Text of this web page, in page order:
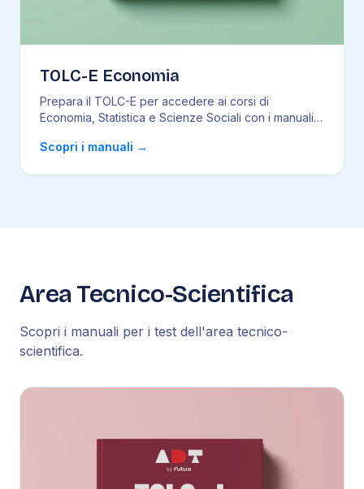
TOLC-E Economia
Prepara il TOLC-E per accedere ai corsi di
Economia, Statistica e Scienze Sociali con i manuali
Scopri i manuali →
Area Tecnico-Scientifica
Scopri i manuali per i test dell'area tecnico-
scientifica.